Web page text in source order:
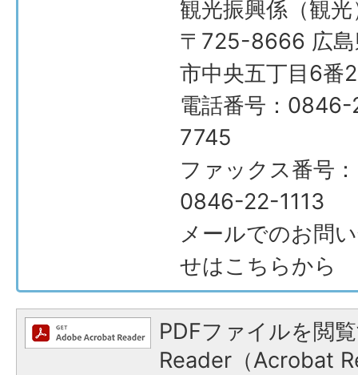
観光振興係（観光
〒725-8666 広島
市中央五丁目6番
電話番号：
7745
ファックス番号：
0846-22-1113
メールでのお問
せはこちらから
PDFファイルを閲
Reader（Acrobat